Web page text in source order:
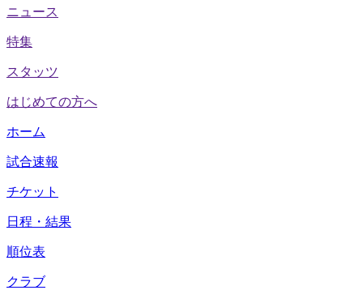
ニュース
特集
スタッツ
はじめての方へ
ホーム
試合速報
チケット
日程・結果
順位表
クラブ